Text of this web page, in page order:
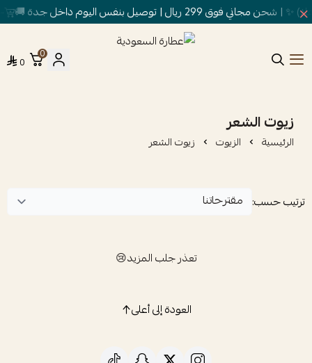
299 ريال | توصيل بنفس اليوم داخل جدة 🚚
0
0
زيوت الشعر
الرئيسية الزيوت زيوت الشعر
ترتيب حسب:
تعذر جلب المزيد😢
العودة إلى أعلى